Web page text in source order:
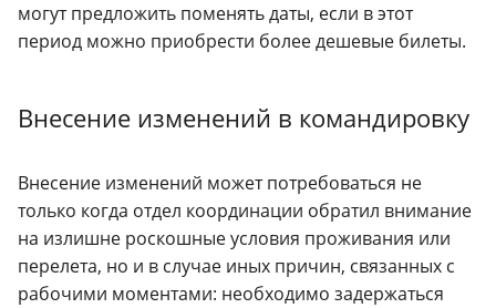
могут предложить поменять даты, если в этот
период можно приобрести более дешевые билеты.
Внесение изменений в командировку
Внесение изменений может потребоваться не
только когда отдел координации обратил внимание
на излишне роскошные условия проживания или
перелета, но и в случае иных причин, связанных с
рабочими моментами: необходимо задержаться